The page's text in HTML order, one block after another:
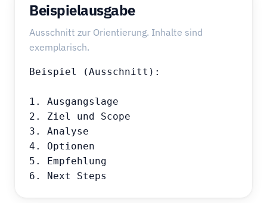
Beispielausgabe
Ausschnitt zur Orientierung. Inhalte sind
exemplarisch.
Beispiel (Ausschnitt):
1. Ausgangslage
2. Ziel und Scope
3. Analyse
4. Optionen
5. Empfehlung
6. Next Steps